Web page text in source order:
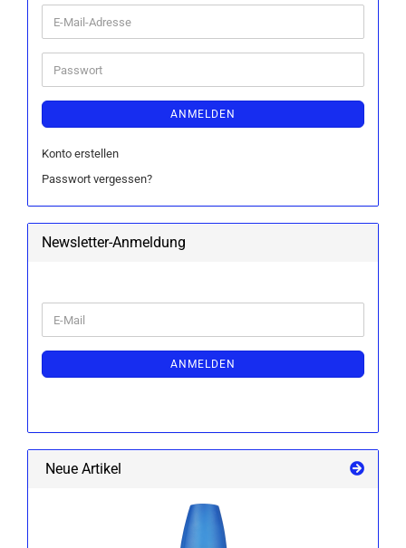
E-
Mail-
Adresse
Passwort
ANMELDEN
Konto erstellen
Passwort vergessen?
Newsletter-Anmeldung
ZUR
ANMELDUNG
E-
Mail
ANMELDEN
Neue Artikel